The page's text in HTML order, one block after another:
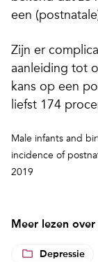
een
Zijn er
aanleiding tot
kans op een
liefst 174
Male infants and
incidence of
2019
Meer lezen
Depressie